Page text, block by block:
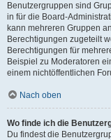
Benutzergruppen sind
in für die Board-
kann mehreren Gruppen
Berechtigungen zugeteilt
Berechtigungen für
Beispiel zu Moderatoren
einem nichtöffentlichen
Nach oben
Wo finde ich die
Du findest die